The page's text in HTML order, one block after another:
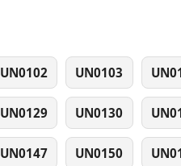
UN0102 UN0103
UN0129 UN0130
UN0147 UN0150